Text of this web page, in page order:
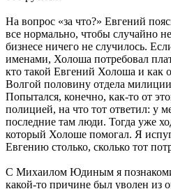
На вопрос «за что?» Евгений
все нормально, чтобы случайно
бизнесе ничего не случилось.
именами, Холоша потребовал
кто такой Евгений Холоша и как
Волгой половину отдела
Попытался, конечно, как-то от
полицией, на что тот ответил: у
последние там люди. Тогда уже
который Холоше помогал. Я
Евгению столько, сколько тот
С Михаилом Юдиным я
какой-то причине был уволен из